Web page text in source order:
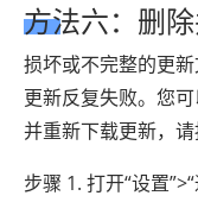
方法六：删
损坏或不完整的更
更新反复失败。您
并重新下载更新，请
步骤 1. 打开“设置